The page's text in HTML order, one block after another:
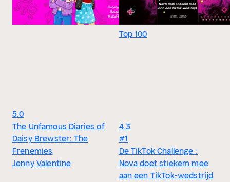
5.0
The Unfamous Diaries of
Daisy Brewster: The
Frenemies
Jenny Valentine
Top 100
4.3
#1
De TikTok Challenge :
Nova doet stiekem mee
aan een TikTok-wedstrijd